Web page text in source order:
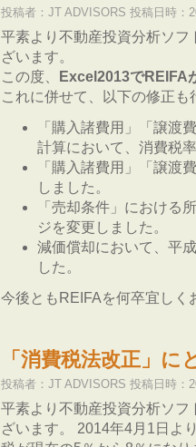
投稿者：JT ADVISORS 投稿日時：
平素より不動産投資分析ソ
ざいます。
この度、
Excel2013でREIFA
これに併せて、以下の修正も
「購入諸費用」「譲渡
計算において、消費税
「購入諸費用」「譲渡
しました。
「売却条件」における
ジを変更しました。
減価償却において、平
した。
今後ともREIFAを何卒宜しく
「消費税法改正」に
投稿者：JT ADVISORS 投稿日時：
平素より不動産投資分析ソ
ざいます。 2014年4月1日よ